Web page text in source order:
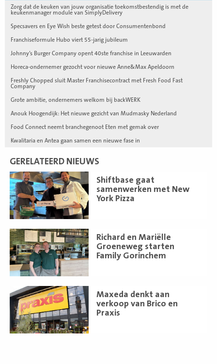
Zorg dat de keuken van jouw organisatie toekomstbestendig is met de
keukenmanager module van SimplyDelivery
Specsavers en Eye Wish beste getest door Consumentenbond
Franchiseformule Hubo viert 55-jarig jubileum
Johnny’s Burger Company opent 40ste franchise in Leeuwarden
Horeca-ondernemer gezocht voor nieuwe Anne&Max Apeldoorn
Freshly Chopped sluit Master Franchisecontract met Fresh Food Fast
Company
Grote ambitie, ondernemers welkom bij backWERK
Anouk Hoogendijk: Het nieuwe gezicht van Mudmasky Nederland
Food Connect neemt branchegenoot Eten met gemak over
Kwalitaria en Antea gaan samen een nieuwe fase in
GERELATEERD NIEUWS
Shiftbase gaat
samenwerken met New
York Pizza
Lees
meer
Richard en Mariëlle
Groeneweg starten
Family Gorinchem
Lees
meer
Maxeda denkt aan
verkoop van Brico en
Praxis
Lees
meer